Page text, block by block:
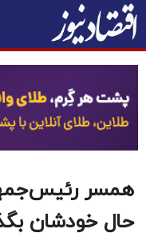
همسر
حال خودشان